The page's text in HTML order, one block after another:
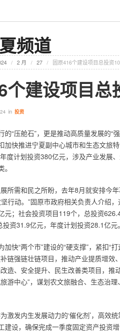
频道
/ 2 月 / 27 / 固原416个建设项目总投资
个建设项目总
in 投资
的“压舱石”，更是推动高质量发展的“
加快推进宁夏副中心城市和生态文旅
度计划投资380亿元，涉及产业发展
所需和民之所盼，去年8月就安排今
坚行动。”固原市政府相关负责人介绍
元；社会投资项目119个，总投资
资31.9亿元，年度计划投资28.1亿元。
加快“两个市”建设的“硬支撑”，紧扣“
链强链壮链项目，推动产业提质增效
造、安全提升、民生改善类项目，
游中心”，谋划农文旅融合、生态治
激发内生发展动力的‘催化剂’，高效
建设，确保完成一季度固定资产投资